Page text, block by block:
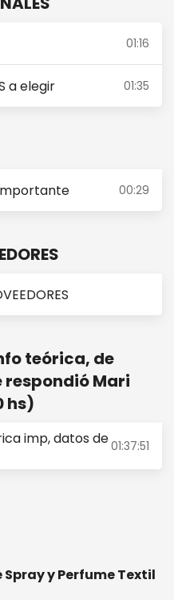
01:16
a elegir 01:35
00:29
teórica, de
respondió Mari
hs)
imp, datos de01:37:51
y Perfume Textil